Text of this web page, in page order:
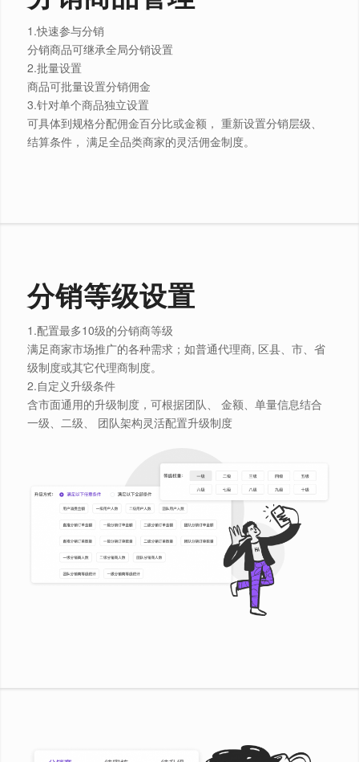
1.快速参与分销
分销商品可继承全局分销设置
2.批量设置
商品可批量设置分销佣金
3.针对单个商品独立设置
可具体到规格分配佣金百分比或金额， 重新设置分销层级、
结算条件， 满足全品类商家的灵活佣金制度。
分销等级设置
1.配置最多10级的分销商等级
️满足商家市场推广的各种需求；如普通代理商, 区县、市、省
级制度或其它代理商制度。
2.自定义升级条件
️含市面通用的升级制度，可根据团队、 金额、单量信息结合
一级、二级、 团队架构灵活配置升级制度